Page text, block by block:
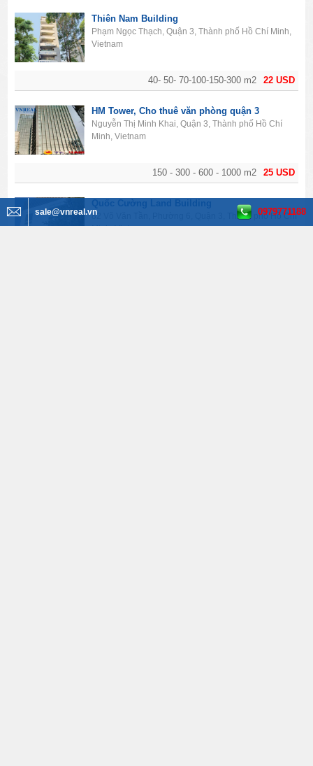
22 USD
40- 50- 70-100-150-300 m2
Thiên Nam Building
Phạm Ngọc Thạch, Quận 3, Thành phố Hồ Chí Minh,
Vietnam
25 USD
150 - 300 - 600 - 1000 m2
HM Tower, Cho thuê văn phòng quận 3
Nguyễn Thị Minh Khai, Quận 3, Thành phố Hồ Chí
Minh, Vietnam
Quốc Cường Land Building
82 Võ Văn Tần, Phường 6, Quận 3, Thành phố Hồ Chí
Minh, Vietnam
sale@vnreal.vn 0979771188